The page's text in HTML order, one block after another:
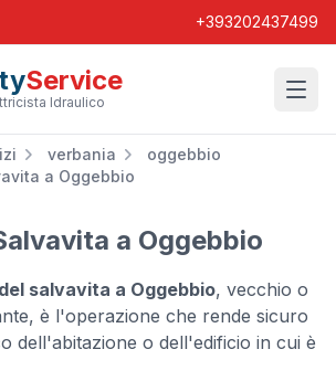
+393202437499
Service
Idraulico
verbania
oggebbio
a Oggebbio
a Oggebbio
salvavita a Oggebbio, vecchio o
è l'operazione che rende sicuro
dell'abitazione o dell'edificio in cui è